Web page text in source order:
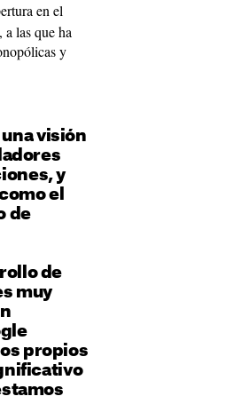
en el
a las que ha
y
visión
y
el
de
de
muy
propios